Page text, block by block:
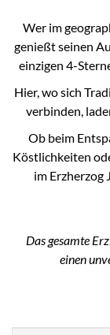
Wer im
genießt seinen
einzigen 4-
Hier, wo sich
verbinden,
Ob beim
Köstlichkeiten
im Erzherzog
Das gesamte
einen